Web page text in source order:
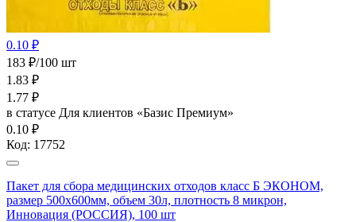
0.10 ₽
183 ₽/100 шт
1.83 ₽
1.77 ₽
в статусе Для клиентов «Базис Премиум»
0.10 ₽
Код: 17752
Пакет для сбора медицинских отходов класс Б ЭКОНОМ,
размер 500х600мм, объем 30л, плотность 8 микрон,
Инновация (РОССИЯ), 100 шт